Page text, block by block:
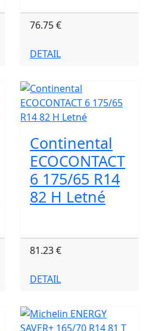
76.75 €
DETAIL
Continental
ECOCONTACT
6 175/65 R14
82 H Letné
81.23 €
DETAIL